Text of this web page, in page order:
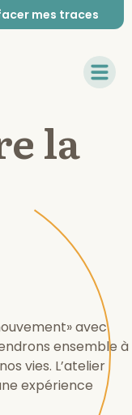
mes traces
la
avec
ensemble à
vies. L’atelier
expérience